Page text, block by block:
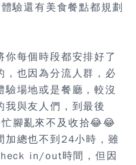
驗還有美食餐點都規劃
每個時段都安排好了
，也因為分流人群，必
場地或是餐廳，較沒
我與友人們，到最後
腳亂來不及收拾😂😂
加總也不到24小時，雖
in/out時間，但因